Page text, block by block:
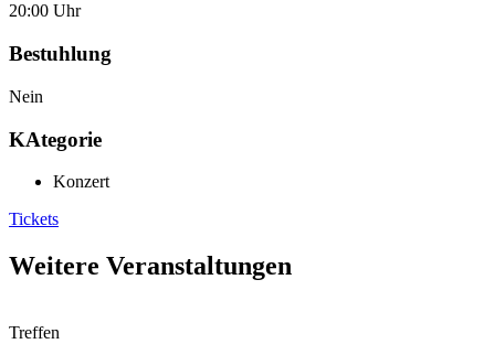
20:00 Uhr
Bestuhlung
Nein
KAtegorie
Konzert
Tickets
Weitere Veranstaltungen
Treffen